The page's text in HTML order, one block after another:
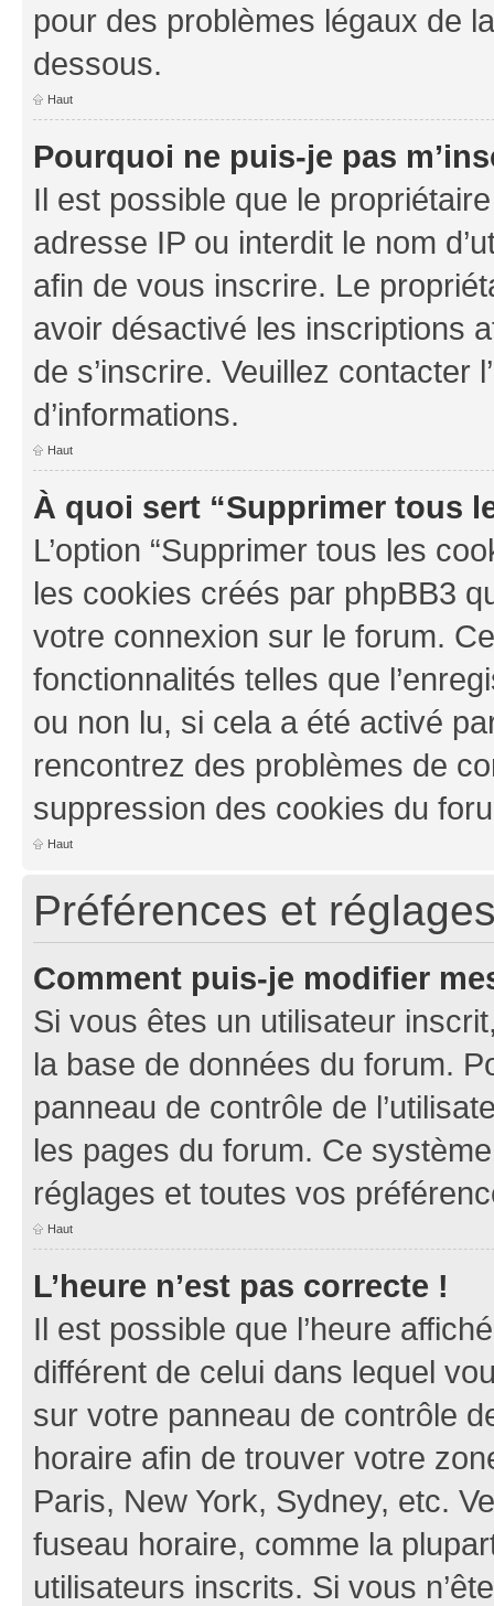
pour des problèmes légaux de
dessous.
Haut
Pourquoi ne puis-je pas
Il est possible que le
adresse IP ou interdit le nom
afin de vous inscrire. Le
avoir désactivé les inscriptions
de s’inscrire. Veuillez contacter
d’informations.
Haut
À quoi sert “Supprimer tous
L’option “Supprimer tous les
les cookies créés par phpBB3
votre connexion sur le forum.
fonctionnalités telles que
ou non lu, si cela a été activé
rencontrez des problèmes de
suppression des cookies du
Haut
Préférences et
Comment puis-je modifier
Si vous êtes un utilisateur
la base de données du forum.
panneau de contrôle de
les pages du forum. Ce
réglages et toutes vos
Haut
L’heure n’est pas correcte !
Il est possible que l’heure
différent de celui dans lequel
sur votre panneau de contrôle
horaire afin de trouver votre
Paris, New York, Sydney, etc.
fuseau horaire, comme la
utilisateurs inscrits. Si vous